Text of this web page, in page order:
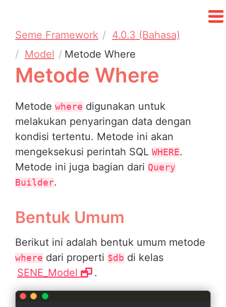
Seme Framework
4.0.3 (Bahasa)
Model
Metode Where
Metode Where
Metode where digunakan untuk
melakukan penyaringan data dengan
kondisi tertentu. Metode ini akan
mengeksekusi perintah SQL WHERE.
Metode ini juga bagian dari Query
Builder.
Bentuk Umum
Berikut ini adalah bentuk umum metode
where dari properti $db di kelas
SENE_Model
.